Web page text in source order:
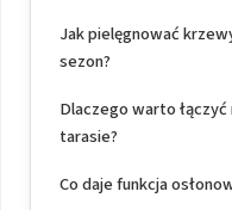
Jak pielęgnować
sezon?
Dlaczego warto
tarasie?
Co daje funkcja